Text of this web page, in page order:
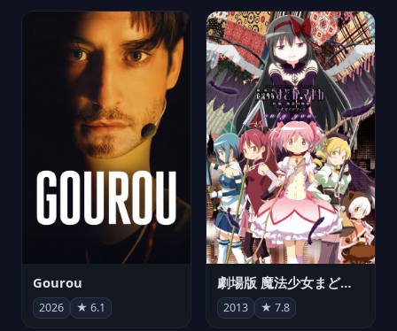
Gourou
2026 ★ 6.1
劇場版 魔法少女まどか☆マギカ[新編]叛逆の物語
2013 ★ 7.8